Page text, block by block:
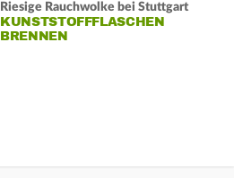
Riesige Rauchwolke bei Stuttgart
KUNSTSTOFFFLASCHEN
BRENNEN